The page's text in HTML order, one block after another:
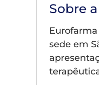
Sobre
sede em